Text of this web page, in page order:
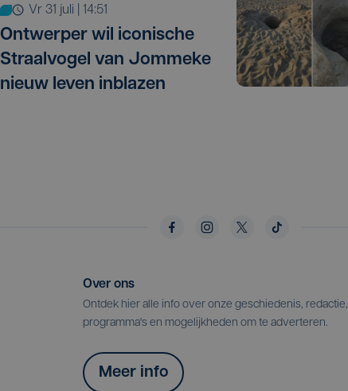
vr 31 juli | 14:51
Ontwerper wil iconische
Straalvogel van Jommeke
nieuw leven inblazen
Over ons
Ontdek hier alle info over onze geschiedenis, redactie,
programma's en mogelijkheden om te adverteren.
Meer info